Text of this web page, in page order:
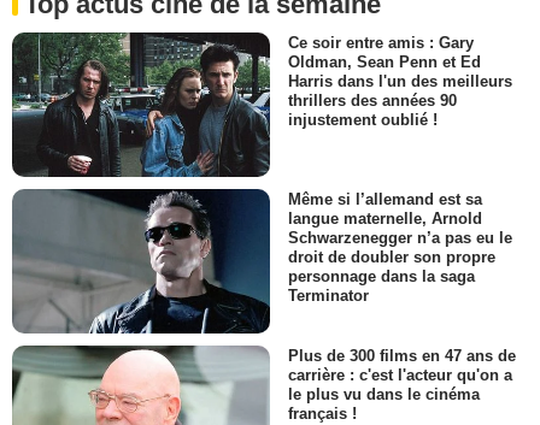
Ce soir entre amis : Gary
Oldman, Sean Penn et Ed
Harris dans l'un des meilleurs
thrillers des années 90
injustement oublié !
Même si l’allemand est sa
langue maternelle, Arnold
Schwarzenegger n’a pas eu le
droit de doubler son propre
personnage dans la saga
Terminator
Plus de 300 films en 47 ans de
carrière : c'est l'acteur qu'on a
le plus vu dans le cinéma
français !